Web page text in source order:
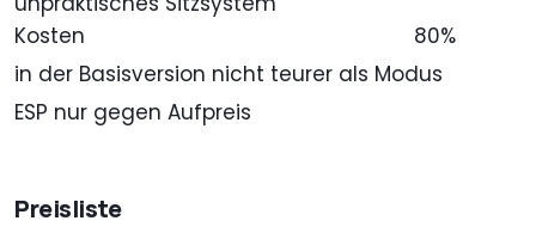
Kosten
80%
in der Basisversion nicht teurer als Modus
ESP nur gegen Aufpreis
Preisliste